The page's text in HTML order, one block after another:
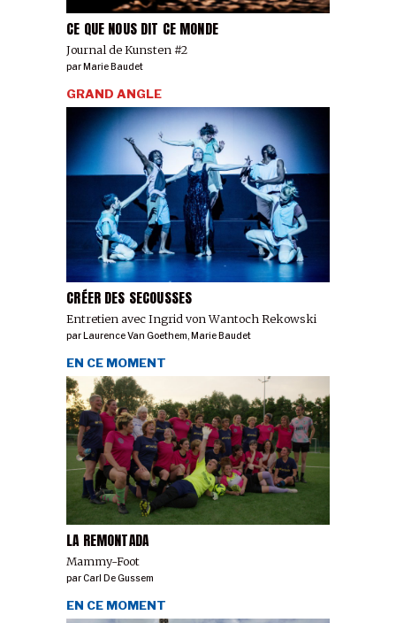
CE QUE NOUS DIT CE MONDE
Journal de Kunsten #2
parMarie Baudet
CRÉER DES SECOUSSES
Entretien avec Ingrid von Wantoch Rekowski
GRAND ANGLE
par Laurence Van Goethem, Marie Baudet
LA REMONTADA
Mammy-Foot
EN CE MOMENT
parCarl De Gussem
EN CE MOMENT